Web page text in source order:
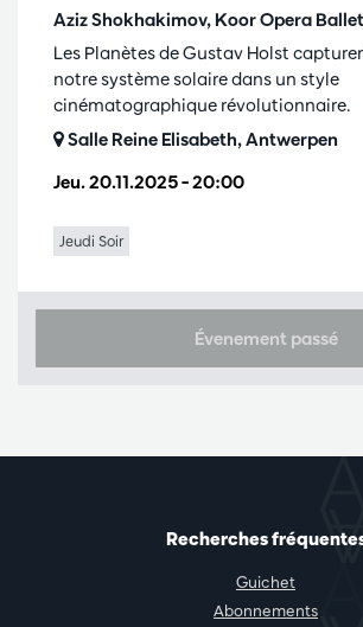
Aziz Shokhakimov, Koor Opera
Jeu. 20.11.2025– 20:00
Les Planètes de Gustav Holst
notre système solaire dans un style
cinématographique révolutionnaire.
Salle Reine Elisabeth, Antwerpen
Jeudi Soir
Évenement passé
Recherches
Guichet
Abonnements